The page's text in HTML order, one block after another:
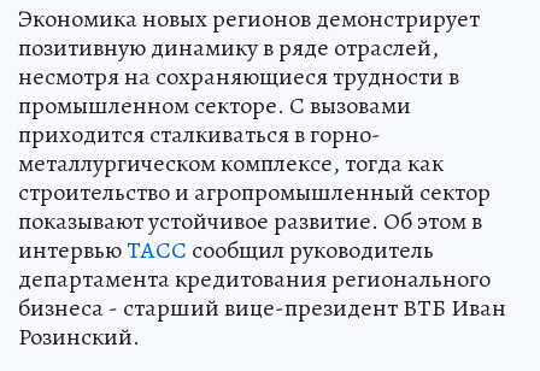
Экономика новых регионов демонстрирует
позитивную динамику в ряде отраслей,
несмотря на сохраняющиеся трудности в
промышленном секторе. С вызовами
приходится сталкиваться в горно-
металлургическом комплексе, тогда как
строительство и агропромышленный сектор
показывают устойчивое развитие. Об этом в
интервьюТАСС сообщил руководитель
департамента кредитования регионального
бизнеса - старший вице-президент ВТБ Иван
Розинский.